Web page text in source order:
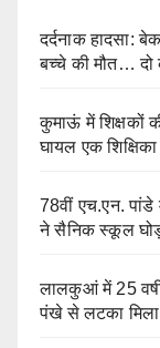
दर्दनाक हादसा:
बच्चे की मौत… दो
कुमाऊं में शिक्षकों
घायल एक
78वीं एच.एन. पांडे
ने सैनिक स्कूल
लालकुआं में 25
पंखे से लटका